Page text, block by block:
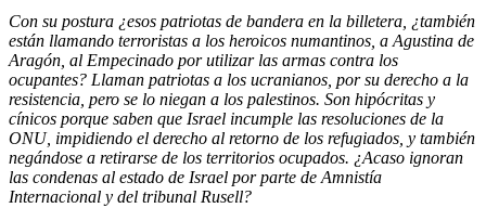
Con su postura ¿esos patriotas de bandera en la billetera, ¿también
están llamando terroristas a los heroicos numantinos, a Agustina de
Aragón, al Empecinado por utilizar las armas contra los
ocupantes? Llaman patriotas a los ucranianos, por su derecho a la
resistencia, pero se lo niegan a los palestinos. Son hipócritas y
cínicos porque saben que Israel incumple las resoluciones de la
ONU, impidiendo el derecho al retorno de los refugiados, y también
negándose a retirarse de los territorios ocupados. ¿Acaso ignoran
las condenas al estado de Israel por parte de Amnistía
Internacional y del tribunal Rusell?